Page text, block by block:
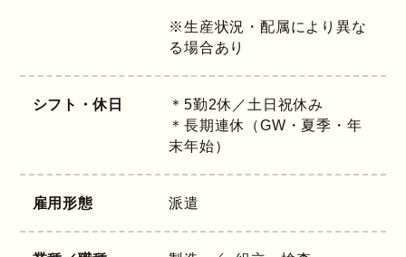
※生産状況・配属により異な
る場合あり
シフト・休日
＊5勤2休／土日祝休み
＊長期連休（GW・夏季・年
末年始）
雇用形態 派遣